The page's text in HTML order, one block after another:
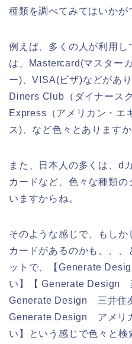
種類を調べてみてはいかが
例えば、多くの人が利用し
は、Mastercard(マスター
ー)、VISA(ビザ)などがあ
Diners Club（ダイナース
Express（アメリカン・エ
ス)、など色々とありますか
また、日本人の多くは、d
カードなど、色々な種類
いますからね。
そのような感じで、もしか
カードがあるのかも、、
ットで、【Generate
い】【 Generate Design
Generate Design 三井住
Generate Design アメリ
い】という感じで色々と検